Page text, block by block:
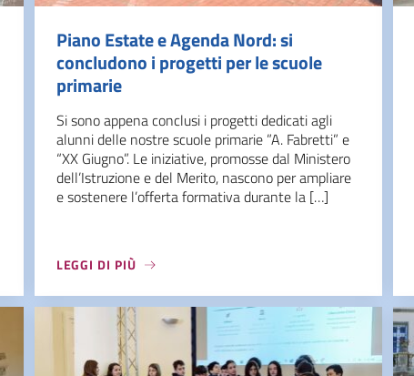
Piano Estate e Agenda Nord: si
concludono i progetti per le scuole
primarie
Si sono appena conclusi i progetti dedicati agli
alunni delle nostre scuole primarie ”A. Fabretti” e
“XX Giugno”. Le iniziative, promosse dal Ministero
dell’Istruzione e del Merito, nascono per ampliare
e sostenere l’offerta formativa durante la […]
LEGGI DI PIÙ